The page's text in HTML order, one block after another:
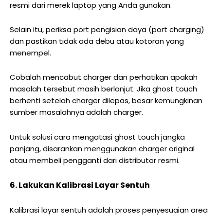
resmi dari merek laptop yang Anda gunakan.
Selain itu, periksa port pengisian daya (port charging)
dan pastikan tidak ada debu atau kotoran yang
menempel.
Cobalah mencabut charger dan perhatikan apakah
masalah tersebut masih berlanjut. Jika ghost touch
berhenti setelah charger dilepas, besar kemungkinan
sumber masalahnya adalah charger.
Untuk solusicara mengatasi ghost touch jangka
panjang, disarankan menggunakan charger original
atau membeli pengganti dari distributor resmi.
6. Lakukan Kalibrasi Layar Sentuh
Kalibrasi layar sentuhadalah proses penyesuaian area